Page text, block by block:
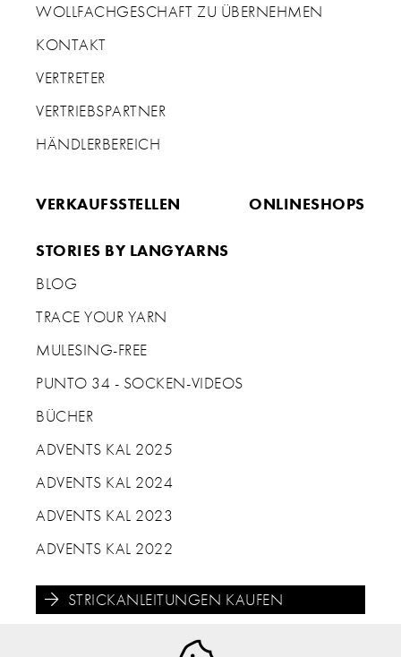
WOLLFACHGESCHAFT ZU ÜBERNEHMEN
KONTAKT
VERTRETER
VERTRIEBSPARTNER
HÄNDLERBEREICH
VERKAUFSSTELLEN ONLINESHOPS
STORIES BY LANGYARNS
BLOG
TRACE YOUR YARN
MULESING-FREE
PUNTO 34 - SOCKEN-VIDEOS
BÜCHER
ADVENTS KAL 2025
ADVENTS KAL 2024
ADVENTS KAL 2023
ADVENTS KAL 2022
STRICKANLEITUNGEN KAUFEN